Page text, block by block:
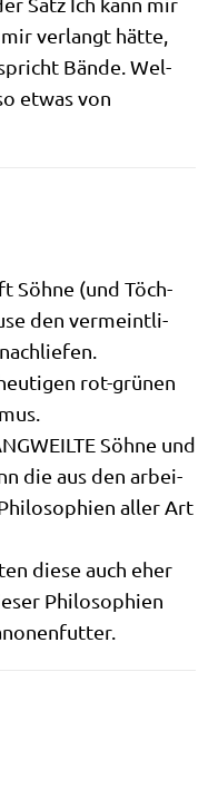
ver­langt hät­te,
Bän­de. Wel­
etwas von
Söh­ne (und Töch­
den ver­meint­li­
rot-grü­nen
Söh­ne und
die aus den arbei­
aller Art
die­se auch eher
Phi­lo­so­phien